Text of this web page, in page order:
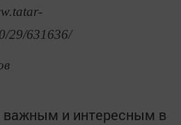
29/631636/
и интересным в